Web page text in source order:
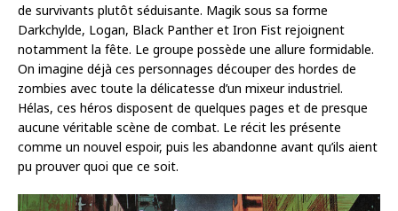
de survivants plutôt séduisante. Magik sous sa forme
Darkchylde, Logan, Black Panther et Iron Fist rejoignent
notamment la fête. Le groupe possède une allure formidable.
On imagine déjà ces personnages découper des hordes de
zombies avec toute la délicatesse d’un mixeur industriel.
Hélas, ces héros disposent de quelques pages et de presque
aucune véritable scène de combat. Le récit les présente
comme un nouvel espoir, puis les abandonne avant qu’ils aient
pu prouver quoi que ce soit.